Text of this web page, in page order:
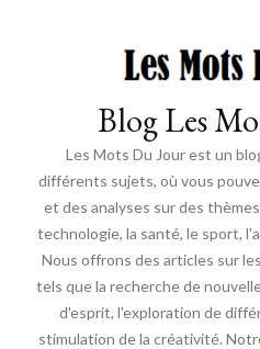
Blog Les
Les Mots Du Jour est un
différents sujets, où vous
et des analyses sur des
technologie, la santé, le sport,
Nous offrons des articles sur
tels que la recherche de
d'esprit, l'exploration de
stimulation de la créativité.